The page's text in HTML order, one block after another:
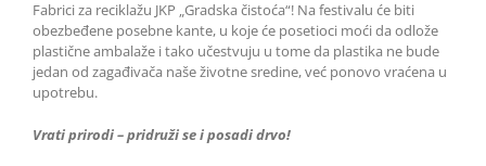
Fabrici za reciklažu JKP „Gradska čistoća“! Na festivalu će biti
obezbeđene posebne kante, u koje će posetioci moći da odlože
plastične ambalaže i tako učestvuju u tome da plastika ne bude
jedan od zagađivača naše životne sredine, već ponovo vraćena u
upotrebu.
Vrati prirodi – pridruži se i posadi drvo!